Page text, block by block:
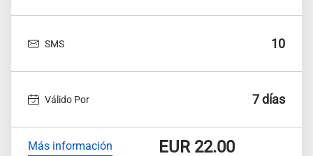
SMS 10
Válido Por 7 días
Más información EUR22.00